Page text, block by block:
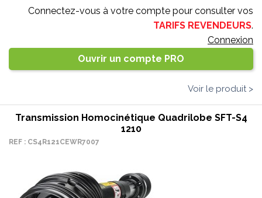
Connectez-vous à votre compte pour consulter vos
TARIFS REVENDEURS.
Connexion
Ouvrir un compte PRO
Voir le produit >
Transmission Homocinétique Quadrilobe SFT-S4
1210
REF : CS4R121CEWR7007